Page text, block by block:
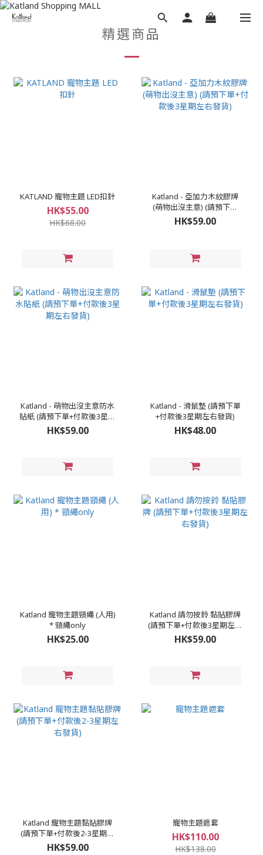
精選商品
KATLAND 寵物主題 LED扣針
HK$55.00
HK$68.00
Katland - 亞加力木紋膠牌
(萌物出沒主意) (請預下單
+付款後3星期左右發貨)
HK$59.00
Katland - 萌物出沒主意防水
貼紙 (請預下單+付款後3星期
左右發貨)
HK$59.00
Katland - 滑鼠墊 (請預下單
+付款後3星期左右發貨)
HK$48.00
Katland 寵物主題頸繩 (人用)
* 頸繩only
HK$25.00
Katland 請勿按鈴 黏貼膠牌
(請預下單+付款後3星期左右
發貨)
HK$59.00
Katland 寵物主題黏貼膠牌
(請預下單+付款後2-3星期左
右發貨)
HK$59.00
寵物主題遮套
HK$110.00
HK$138.00